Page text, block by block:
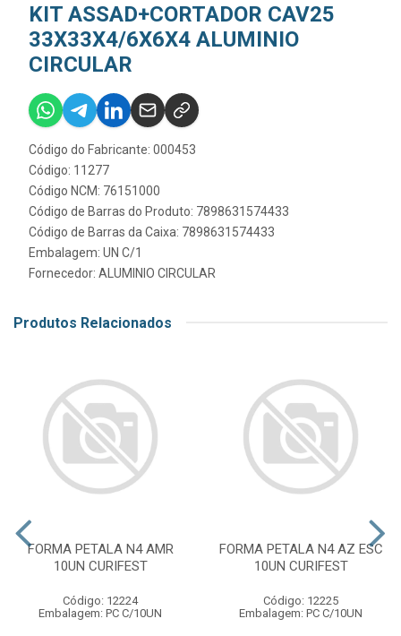
KIT ASSAD+CORTADOR CAV25
33X33X4/6X6X4 ALUMINIO
CIRCULAR
Código do Fabricante: 000453
Código: 11277
Código NCM: 76151000
Código de Barras do Produto: 7898631574433
Código de Barras da Caixa: 7898631574433
Embalagem: UN C/1
Fornecedor: ALUMINIO CIRCULAR
Produtos Relacionados
FORMA PETALA N4 AMR
10UN CURIFEST
Código: 12224
Embalagem: PC C/10UN
FORMA PETALA N4 AZ ESC
10UN CURIFEST
Código: 12225
Embalagem: PC C/10UN